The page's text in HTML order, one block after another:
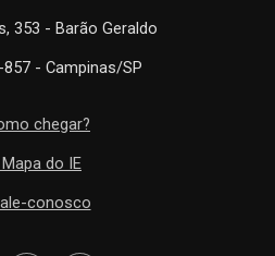
353 - Barão Geraldo
857 - Campinas/SP
chegar?
Mapa do IE
conosco